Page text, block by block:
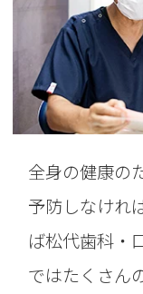
全身の健康の
予防しなけれ
ば松代歯科・
ではたくさん